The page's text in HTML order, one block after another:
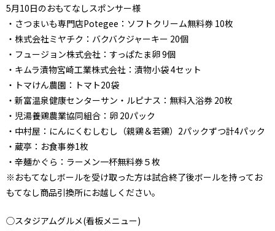
5月10日のおもてなしスポンサー様
・さつまいも専門店Potegee：ソフトクリーム無料券 10枚
・株式会社ミヤチク：バクバクジャーキー 20個
・フュージョン株式会社：すっぱたま卵 9個
・キムラ漬物宮崎工業株式会社：漬物小袋 4セット
・トマけん農園：トマト20袋
・新富温泉健康センターサン・ルピナス：無料入浴券 20枚
・児湯養鶏農業協同組合：卵 20パック
・中村屋：にんにくむしむし（親鶏＆若鶏）2パックずつ計4パック
・蔵亭：お食事券1枚
・辛麺かぐら：ラーメン一杯無料券５枚
※おもてなしボールを受け取った方は試合終了後ボールを持ってお
もてなし商品引換所にお越しください。
◯スタジアムグルメ(看板メニュー)